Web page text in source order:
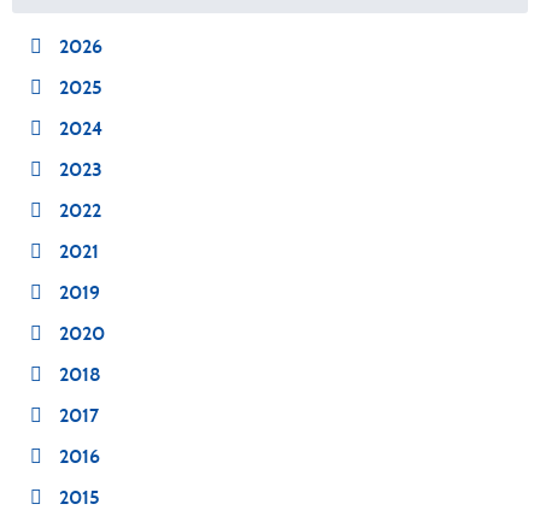
2026
2025
2024
2023
2022
2021
2019
2020
2018
2017
2016
2015